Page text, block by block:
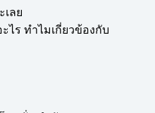
ลย
ะไร ทำไมเกี่ยวข้องกับ